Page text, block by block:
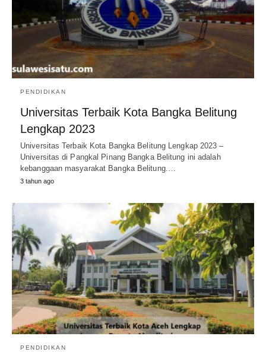
PENDIDIKAN
Universitas Terbaik Kota Bangka Belitung
Lengkap 2023
Universitas Terbaik Kota Bangka Belitung Lengkap 2023 –
Universitas di Pangkal Pinang Bangka Belitung ini adalah
kebanggaan masyarakat Bangka Belitung.…
3 tahun ago
PENDIDIKAN